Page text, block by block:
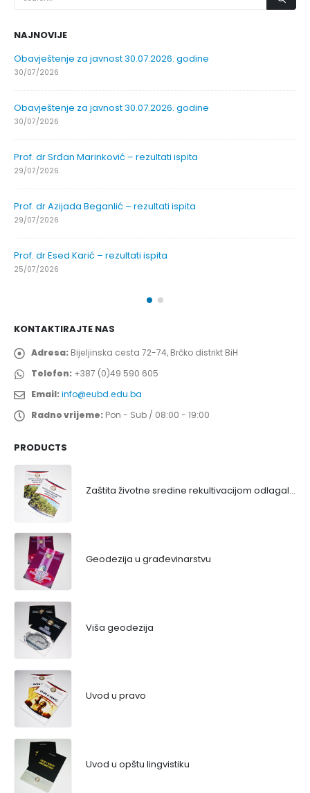
NAJNOVIJE
Obavještenje za javnost 30.07.2026. godine
30/07/2026
Obavještenje za javnost 30.07.2026. godine
30/07/2026
Prof. dr Srđan Marinković – rezultati ispita
29/07/2026
Prof. dr Azijada Beganlić – rezultati ispita
29/07/2026
Prof. dr Esed Karić – rezultati ispita
25/07/2026
KONTAKTIRAJTE NAS
Adresa: Bijeljinska cesta 72-74, Brčko distrikt BiH
Telefon: +387 (0)49 590 605
Email:info@eubd.edu.ba
Radno vrijeme: Pon - Sub / 08:00 - 19:00
PRODUCTS
Zaštita životne sredine rekultivacijom odlagališta
Geodezija u građevinarstvu
Viša geodezija
Uvod u pravo
Uvod u opštu lingvistiku